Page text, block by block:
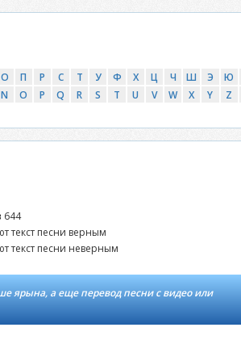
О П Р С Т У Ф Х Ц Ч Ш Э Ю
N O P Q R S T U V W X Y Z
644
текст песни верным
текст песни неверным
ярына, а еще перевод песни с видео или